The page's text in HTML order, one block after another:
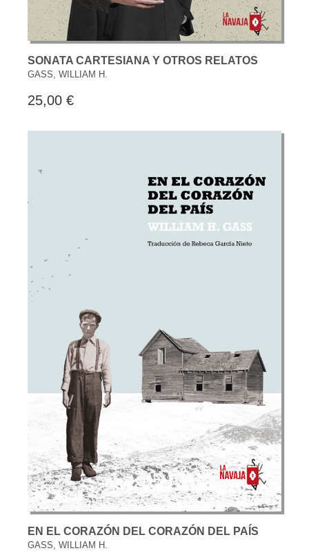
SONATA CARTESIANA Y OTROS RELATOS
GASS, WILLIAM H.
25,00 €
EN EL CORAZÓN DEL CORAZÓN DEL PAÍS
GASS, WILLIAM H.